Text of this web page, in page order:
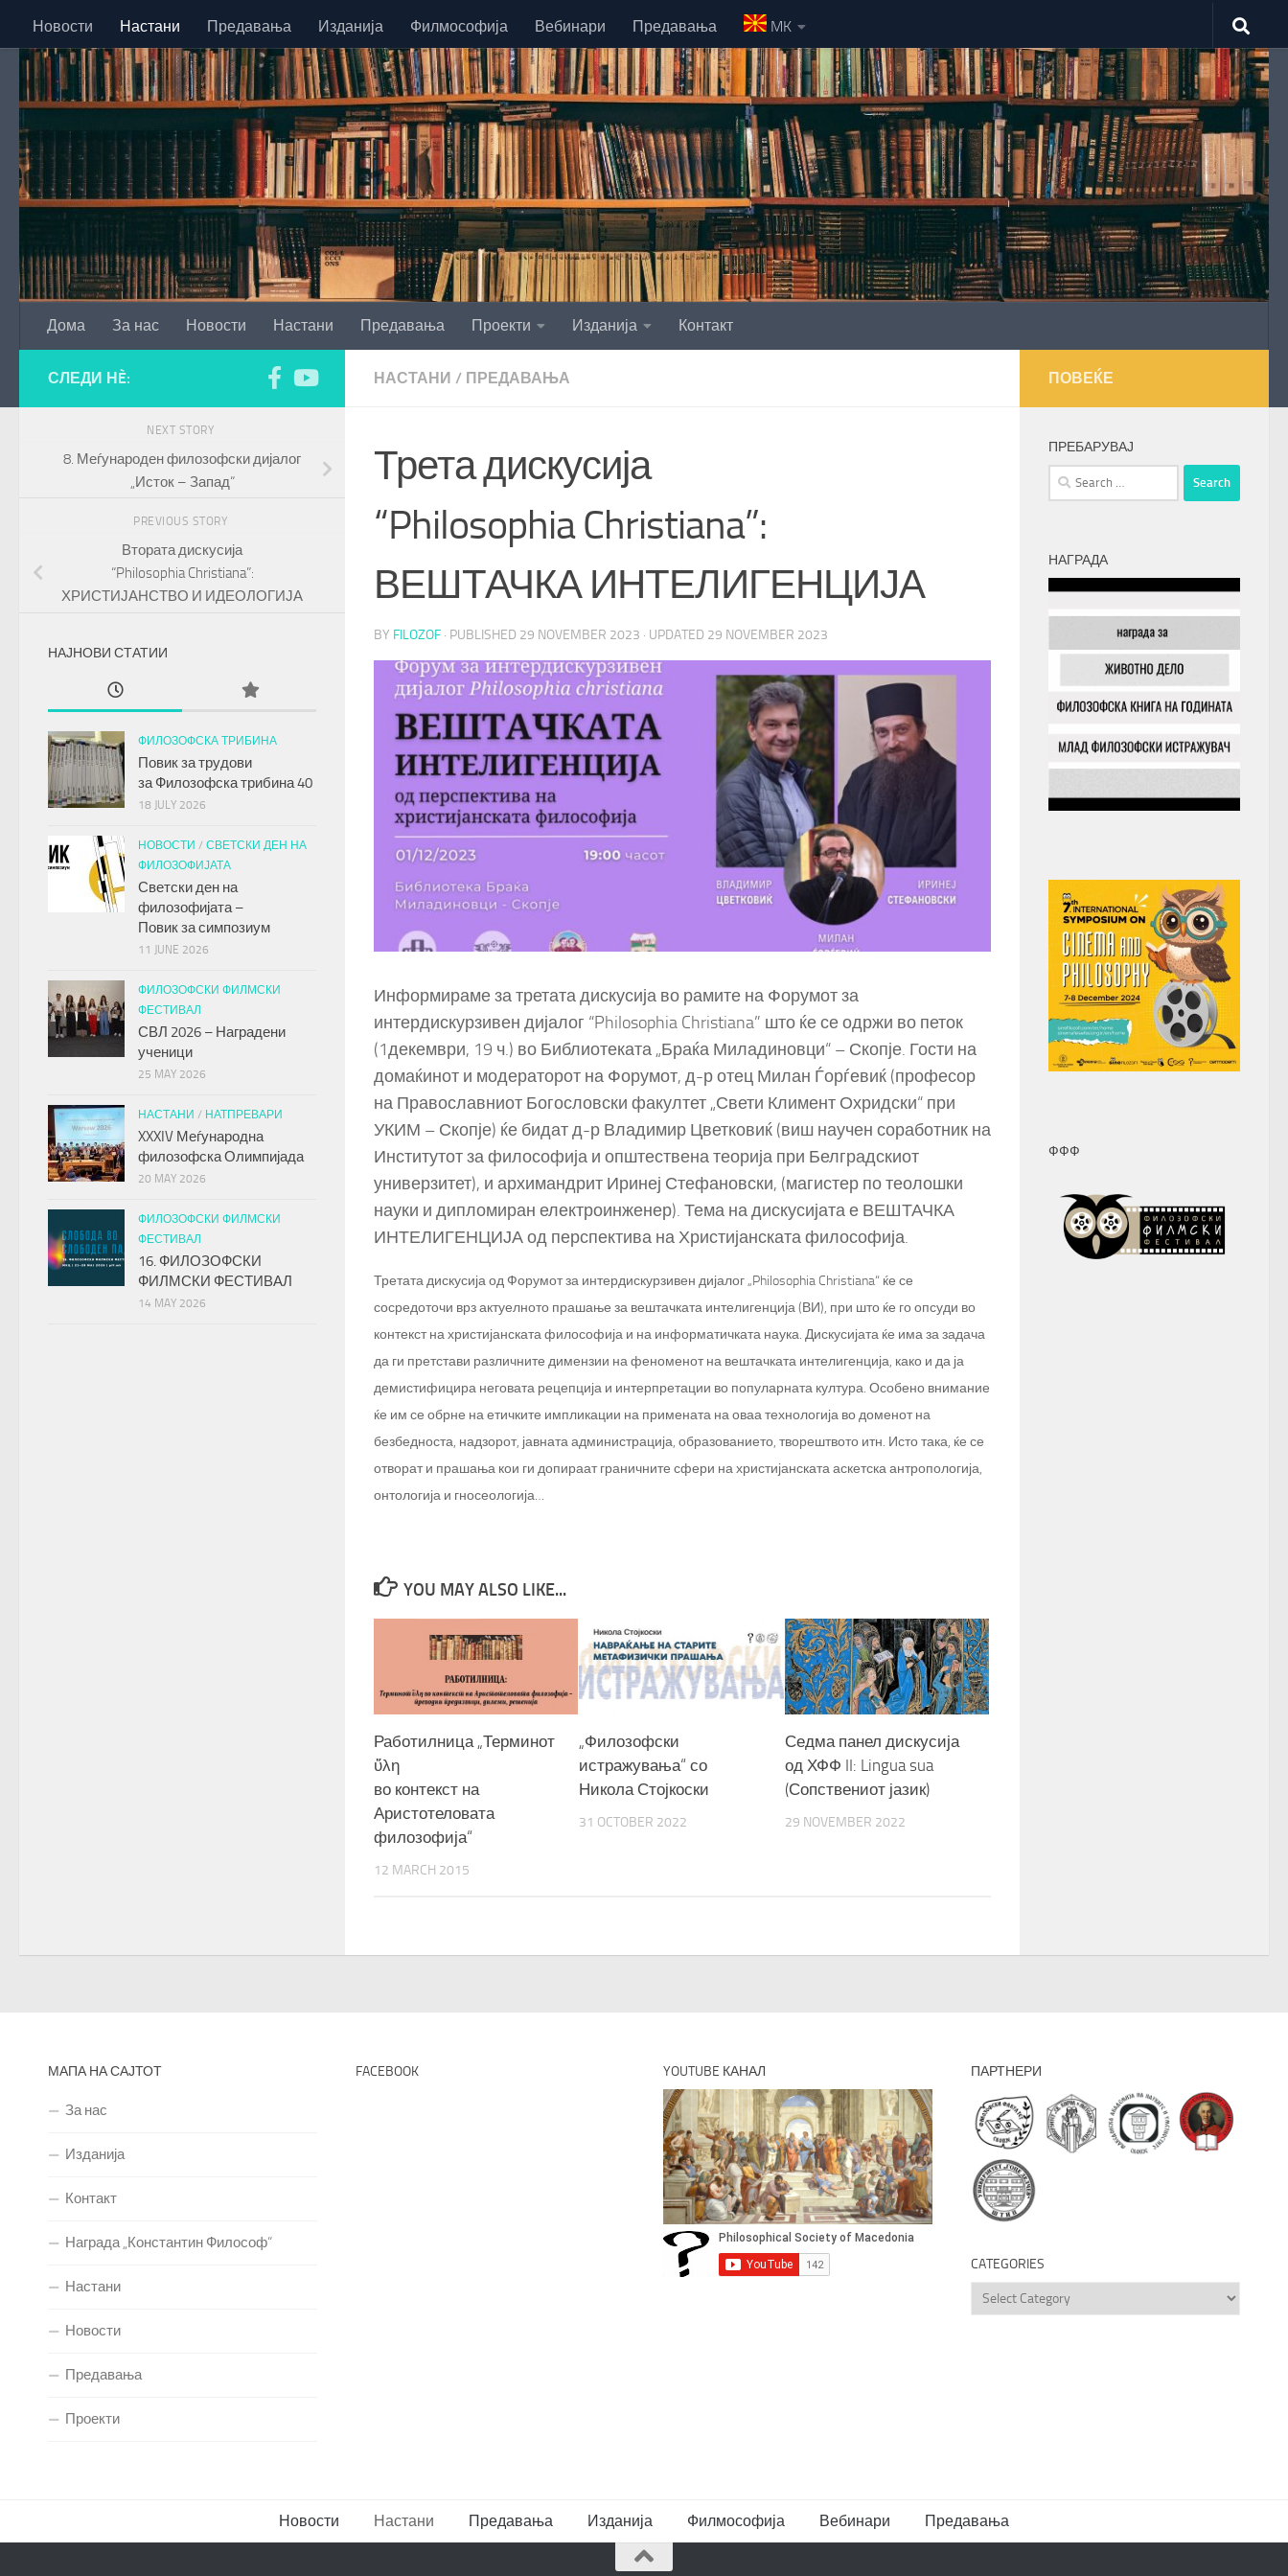
Skip to content
Новости Настани Предавања Изданија Филмософија Вебинари Предавања MK
Дома За нас Новости Настани Предавања Проекти Изданија Контакт
НАСТАНИ / ПРЕДАВАЊА
Трета дискусија
“Philosophia Christiana”:
ВЕШТАЧКА ИНТЕЛИГЕНЦИЈА
BY FILOZOF · PUBLISHED 29 NOVEMBER 2023 · UPDATED 29 NOVEMBER 2023
Информираме за третата дискусија во рамите на Форумот за
интердискурзивен дијалог “Philosophia Christiana” што ќе се одржи во петок
(1декември, 19 ч.) во Библиотеката „Браќа Миладиновци“ – Скопје. Гости на
домаќинот и модераторот на Форумот, д-р отец Милан Ѓорѓевиќ (професор
на Православниот Богословски факултет „Свети Климент Охридски“ при
УКИМ – Скопје) ќе бидат д-р Владимир Цветковиќ (виш научен соработник на
Институтот за философија и општествена теорија при Белградскиот
универзитет), и архимандрит Иринеј Стефановски, (магистер по теолошки
науки и дипломиран електроинженер). Тема на дискусијата е ВЕШТАЧКА
ИНТЕЛИГЕНЦИЈА од перспектива на Христијанската философија.
Третата дискусија од Форумот за интердискурзивен дијалог „Philosophia Christiana“ ќе се
сосредоточи врз актуелното прашање за вештачката интелигенција (ВИ), при што ќе го опсуди во
контекст на христијанската философија и на информатичката наука. Дискусијата ќе има за задача
да ги претстави различните димензии на феноменот на вештачката интелигенција, како и да ја
демистифицира неговата рецепција и интерпретации во популарната култура. Особено внимание
ќе им се обрне на етичките импликации на примената на оваа технологија во доменот на
безбедноста, надзорот, јавната администрација, образованието, творештвото итн. Исто така, ќе се
отворат и прашања кои ги допираат граничните сфери на христијанската аскетска антропологија,
онтологија и гносеологија…
YOU MAY ALSO LIKE...
Работилница „Терминот
ὕλη
во контекст на
Аристотеловата
филозофија“
12 MARCH 2015
„Филозофски
истражувања“ со
Никола Стојкоски
31 OCTOBER 2022
Седма панел дискусија
од ХФФ II: Lingua sua
(Сопствениот јазик)
29 NOVEMBER 2022
СЛЕДИ НÈ:
NEXT STORY
8. Меѓународен филозофски дијалог
„Исток – Запад“
PREVIOUS STORY
Втората дискусија
“Philosophia Christiana”:
ХРИСТИЈАНСТВО И ИДЕОЛОГИЈА
НАЈНОВИ СТАТИИ
ФИЛОЗОФСКА ТРИБИНА
Повик за трудови
заФилозофска трибина40
18 JULY 2026
НОВОСТИ / СВЕТСКИ ДЕН НА
ФИЛОЗОФИЈАТА
Светски ден на
филозофијата –
Повик за симпозиум
11 JUNE 2026
ФИЛОЗОФСКИ ФИЛМСКИ
ФЕСТИВАЛ
СВЛ 2026 – Наградени
ученици
25 MAY 2026
НАСТАНИ / НАТПРЕВАРИ
XXXIV Меѓународна
филозофска Олимпијада
20 MAY 2026
ФИЛОЗОФСКИ ФИЛМСКИ
ФЕСТИВАЛ
16. ФИЛОЗОФСКИ
ФИЛМСКИ ФЕСТИВАЛ
14 MAY 2026
ПОВЕЌЕ
ПРЕБАРУВАЈ
Search
for:
НАГРАДА
ФФФ
МАПА НА САЈТОТ
За нас
Изданија
Контакт
Награда „Константин Философ“
Настани
Новости
Предавања
Проекти
FACEBOOK YOUTUBE КАНАЛ ПАРТНЕРИ
CATEGORIES
Categories
Новости Настани Предавања Изданија Филмософија Вебинари Предавања